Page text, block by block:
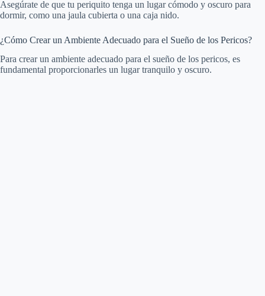
Asegúrate de que tu periquito tenga un lugar cómodo y oscuro para
dormir, como una jaula cubierta o una caja nido.
¿Cómo Crear un Ambiente Adecuado para el Sueño de los Pericos?
Para crear un ambiente adecuado para el sueño de los pericos, es
fundamental proporcionarles un lugar tranquilo y oscuro.